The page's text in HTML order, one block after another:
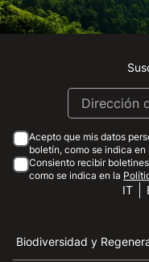
Acepto que mis datos
boletín, como se indica en
Consiento recibir
como se indica en la
IT
Biodiversidad y